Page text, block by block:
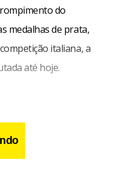
do
medalhas de prata,
italiana, a
até hoje.